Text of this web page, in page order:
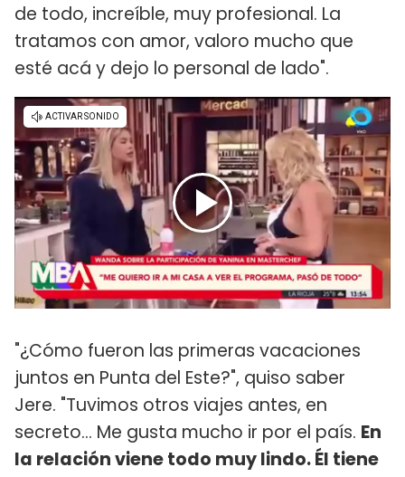
de todo, increíble, muy profesional. La
tratamos con amor, valoro mucho que
esté acá y dejo lo personal de lado".
"¿Cómo fueron las primeras vacaciones
juntos en Punta del Este?", quiso saber
Jere. "Tuvimos otros viajes antes, en
secreto... Me gusta mucho ir por el país. En
la relación viene todo muy lindo. Él tiene